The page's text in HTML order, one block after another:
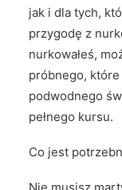
jak i dla tych,
przygodę z
nurkowałeś,
próbnego,
podwodnego
pełnego kursu.
Co jest